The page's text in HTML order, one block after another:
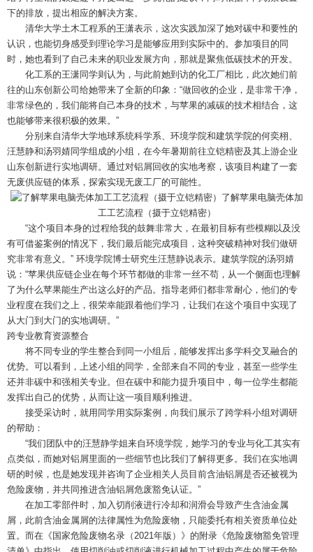
下的排放，提出相应的解决方案。
清华大学土木工程系的王潇表示，这次实践加深了她对碳中和要性的
认识，也能切身感受到理论学习是能够应用到实际中的。参加项目的同
时，她也看到了自己未来的职业发展方向，那就是聚焦低碳技术的开发。
化工系的王潇同学则认为，与此前她到访的化工厂相比，此次她们前
往的山东创新公司给她带来了全新的印象：“做回收的企业，是非常干净，
非常绿色的，我们能将自己本身的技术，与苹果的减碳的技术相结合，这
也能够带来很积极的效果。”
分别来自清华大学地球系统科学系、环境学院和建筑学院的何奕栩、
汪慧静和汤羽婧同学组成的小组，在今年暑期前往立铠精密及其上游企业
山东创新进行实地调研。通过对铝屑回收的实地考察，该项目构建了一套
无废供应链的体系，探索实现无废工厂的可能性。
了解苹果电脑壳体加
工工艺流程（摄于立铠精密）
“这个项目本身的过程给我的鼓舞非常大，在最初目标有些模糊以及没
有可借鉴案例的情况下，我们最后能完成项目，这种突破精神对我们做研
究非常有意义。” 环境学院博士研究生汪慧静说表示。建筑学院的汤羽婧
说：“苹果供应链企业在每个环节都做的非常一丝不苟，从一个侧面也理解
了为什么苹果能生产出这么好的产品。指导老师们都非常耐心，他们的专
业程度在我们之上，很荣幸能跟着他们学习，让我们在这个项目中实现了
从大门到大门的实地调研。”
跨专业教育资源整合
将不同专业的学生整合到同一小组后，能够发挥出多学科交叉融合的
优势。可以看到，上述小组的同学，全部来自不同的专业，甚至一些学生
还并非碳中和强相关专业。但在碳中和能力提升项目中，每一位学生都能
发挥出自己的优势，从而让这一项目顺利推进。
接受采访时，就用同学用实际案例，向我们展示了跨学科小组对调研
的帮助：
“我们团队中的汪慧静学姐来自环境学院，她学习的专业与化工其实有
点类似，而她对铝屑里面的一些细节也比我们了解得更多。我们在实地调
研的时候，也是她发现并咨询了企业相关人员目前含油铝屑是否还被视为
危险废物，并共同推进含油铝屑危废豁免认证。”
在加工零部件时，加入切削液进行冷却和润滑会导致产生含油金属
屑，此前含油金属屑的法律属性为危险废物，只能委托有相关资质单位处
置。而在《国家危险废物名录（2021年版）》的附录《危险废物豁免管理